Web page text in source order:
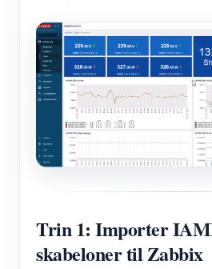
Trin 1: Importer
skabeloner til Zabbix